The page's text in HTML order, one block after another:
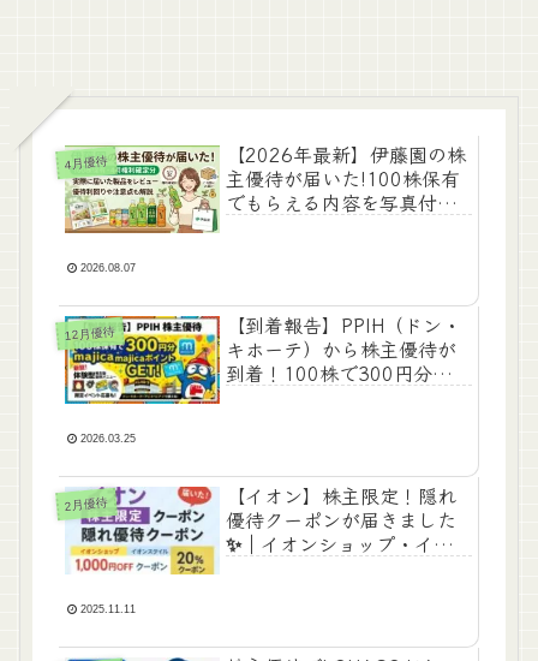
4月優待
【2026年最新】伊藤園の株
主優待が届いた!100株保有
でもらえる内容を写真付き
2026.08.07
12月優待
【到着報告】PPIH（ドン・
キホーテ）から株主優待が
到着！100株で300円分の
2026.03.25
2月優待
【イオン】株主限定！隠れ
優待クーポンが届きました
✨｜イオンショップ・イオ
2025.11.11